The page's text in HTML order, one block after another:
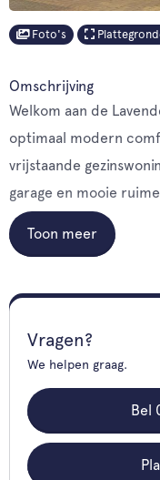
Foto's
Omschrijving
Welkom aan de
optimaal modern
vrijstaande
garage en mooie
alles wat je nodig
Hardenberg te bieden
Toon meer
Vragen?
We helpen graag.
Bel